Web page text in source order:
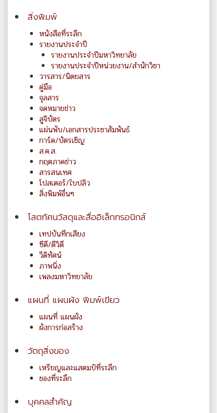
สิ่งพิมพ์
หนังสือที่ระลึก
รายงานประจำปี
รายงานประจำปีมหาวิทยาลัย
รายงานประจำปีหน่วยงาน/สำนักวิชา
วารสาร/นิตยสาร
คู่มือ
จุลสาร
จดหมายข่าว
สูจิบัตร
แผ่นพับ/เอกสารประชาสัมพันธ์
การ์ด/บัตรเชิญ
ส.ค.ส.
กฤตภาคข่าว
สารสนเทศ
โปสเตอร์/ใบปลิว
สิ่งพิมพ์อื่นๆ
โสตทัศนวัสดุและสื่ออิเล็กทรอนิกส์
เทปบันทึกเสียง
ซีดี/ดีวิดี
วีดิทัศน์
ภาพนิ่ง
เพลงมหาวิทยาลัย
แผนที่ แผนผัง พิมพ์เขียว
แผนที่ แผนผัง
ผังการก่อสร้าง
วัตถุสิ่งของ
เหรียญและแสตมป์ที่ระลึก
ของที่ระลึก
บุคคลสำคัญ